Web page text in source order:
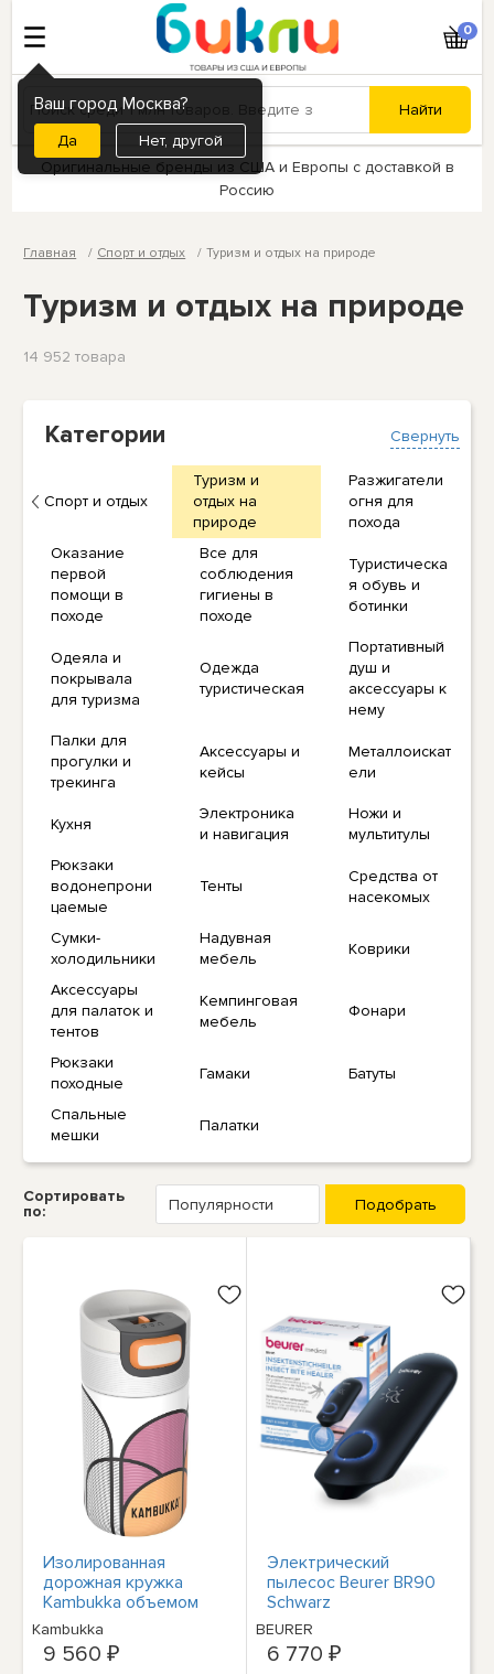
Ваш город Москва?
Нет, другой
0
Оригинальные бренды из США и Европы с доставкой в
Россию
Главная Спорт и отдых Туризм и отдых на природе
Туризм и отдых на природе
14 952 товарa
Свернуть
Категории
Спорт и отдых
Туризм и
отдых на
природе
Разжигатели
огня для
похода
Оказание
первой
помощи в
походе
Все для
соблюдения
гигиены в
походе
Туристическа
я обувь и
ботинки
Одеяла и
покрывала
для туризма
Одежда
туристическая
Портативный
душ и
аксессуары к
нему
Палки для
прогулки и
трекинга
Аксессуары и
кейсы
Металлоискат
ели
Кухня
Электроника
и навигация
Ножи и
мультитулы
Рюкзаки
водонепрони
цаемые
Тенты
Средства от
насекомых
Сумки-
холодильники
Надувная
мебель
Коврики
Аксессуары
для палаток и
тентов
Кемпинговая
мебель
Фонари
Рюкзаки
походные
Гамаки Батуты
Спальные
мешки
Палатки
Сортировать
по:
Изолированная
дорожная кружка
Kambukka объемом
300 мл - герметичный
термос Snapclean
technolo
Kambukka
9 560 ₽
Электрический
пылесос Beurer BR90
Schwarz
BEURER
6 770 ₽